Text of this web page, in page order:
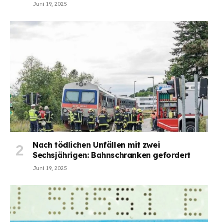
Juni 19, 2025
Nach tödlichen Unfällen mit zwei
Sechsjährigen: Bahnschranken gefordert
Juni 19, 2025